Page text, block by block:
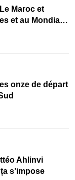
Maroc et
et au Mondial
onze de départ
Ahlinvi
s’impose